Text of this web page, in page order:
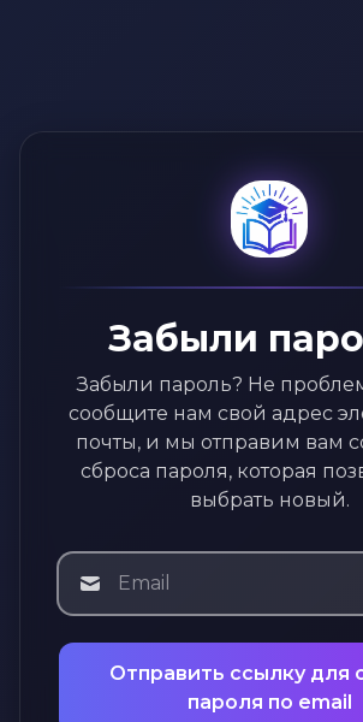
Забыли
Забыли пароль? Не
сообщите нам свой адрес
почты, и мы отправим вам
сброса пароля, которая
выбрать новый.
Отправить ссылку для
пароля по email